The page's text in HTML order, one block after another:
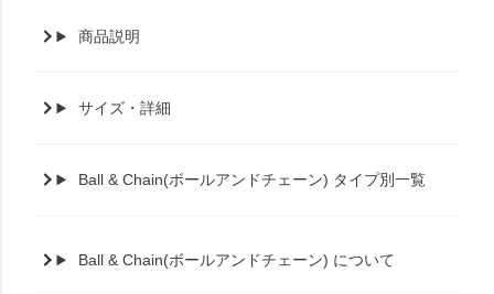
商品説明
サイズ・詳細
Ball & Chain(ボールアンドチェーン) タイプ別一覧
Ball & Chain(ボールアンドチェーン) について